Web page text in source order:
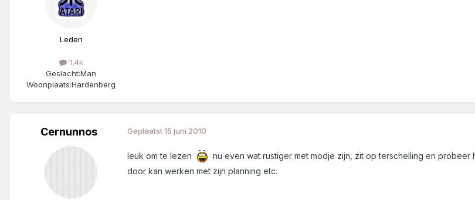
Leden
1,4k
Geslacht:Man
Woonplaats:Hardenberg
Cernunnos Geplaatst15 juni 2010
leuk om te lezen
nu even wat rustiger met modje zijn, zit op terschelling en
door kan werken met zijn planning etc.